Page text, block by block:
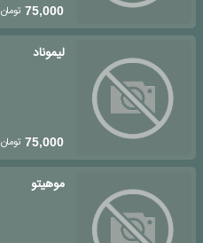
75,000 تومان
لیموناد
75,000 تومان
موهیتو